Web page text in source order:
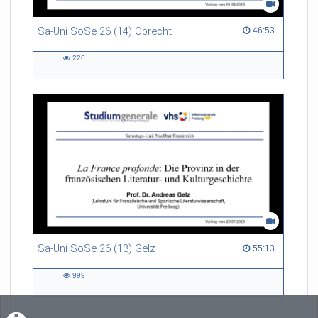
Sa-Uni SoSe 26 (14) Obrecht 46:53
46:53 duration
226
Sa-Uni SoSe 26 (13) Gelz 55:13
55:13 duration
999